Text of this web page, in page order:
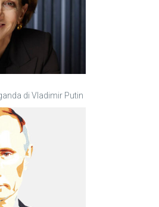
di Vladimir Putin